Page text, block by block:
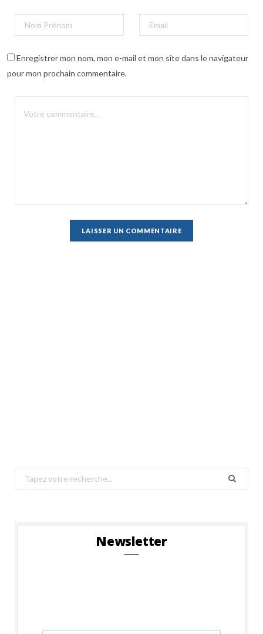
Enregistrer mon nom, mon e-mail et mon site dans le navigateur
pour mon prochain commentaire.
Search
for:
Newsletter